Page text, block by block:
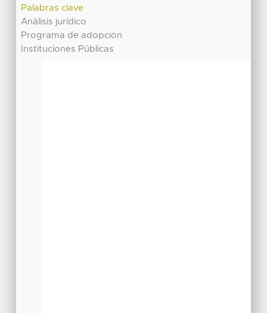
Palabras clave
Análisis jurídico
Programa de adopción
Instituciones Públicas